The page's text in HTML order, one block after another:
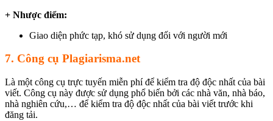
+ Nhược điểm:
Giao diện phức tạp, khó sử dụng đối với người mới
7. Công cụ Plagiarisma.net
Là một công cụ trực tuyến miễn phí để kiểm tra độ độc nhất của bài
viết. Công cụ này được sử dụng phổ biến bởi các nhà văn, nhà báo,
nhà nghiên cứu,… để kiểm tra độ độc nhất của bài viết trước khi
đăng tải.